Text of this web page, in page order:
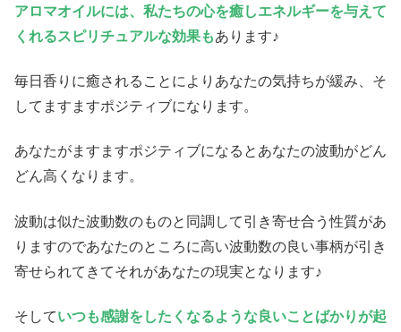
アロマオイルには、私たちの心を癒しエネルギーを与えて
くれるスピリチュアルな効果もあります♪
毎日香りに癒されることによりあなたの気持ちが緩み、そ
してますますポジティブになります。
あなたがますますポジティブになるとあなたの波動がどん
どん高くなります。
波動は似た波動数のものと同調して引き寄せ合う性質があ
りますのであなたのところに高い波動数の良い事柄が引き
寄せられてきてそれがあなたの現実となります♪
そしていつも感謝をしたくなるような良いことばかりが起